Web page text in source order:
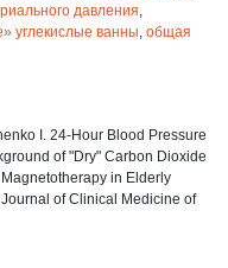
давления
углекислые ванны общая
I. 24-Hour Blood Pressure
of "Dry" Carbon Dioxide
in Elderly
of Clinical Medicine of